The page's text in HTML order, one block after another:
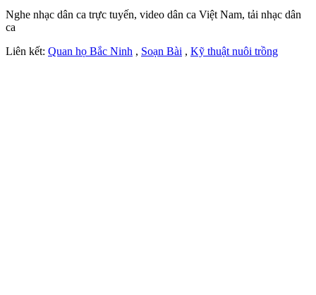
Nghe nhạc dân ca trực tuyến, video dân ca Việt Nam, tải nhạc dân
ca
Liên kết: Quan họ Bắc Ninh , Soạn Bài , Kỹ thuật nuôi trồng